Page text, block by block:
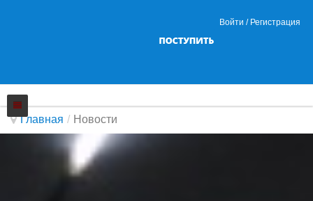
Войти / Регистрация
Главная / Новости